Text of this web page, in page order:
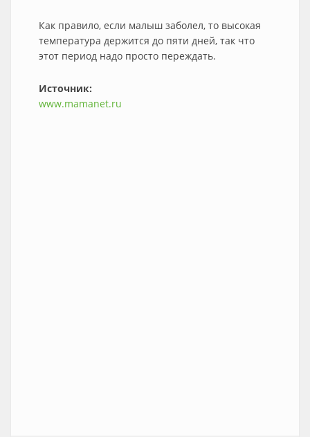
Как правило, если малыш заболел, то высокая
температура держится до пяти дней, так что
этот период надо просто переждать.
Источник:
www.mamanet.ru